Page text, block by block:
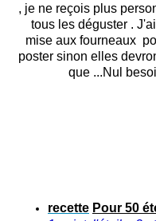
, je ne reçois plus
tous les déguster .
mise aux fourneaux
poster sinon elles
que ...Nul
recette Pour 50